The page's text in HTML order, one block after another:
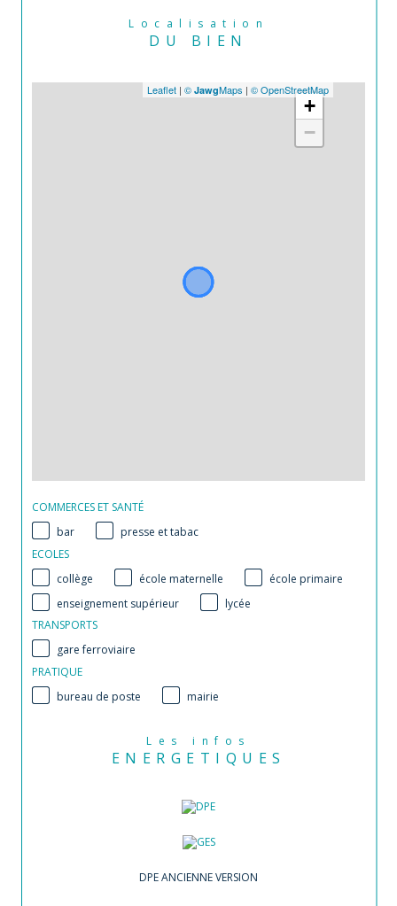
Localisation
DU BIEN
+
−
Leaflet | © JawgMaps | © OpenStreetMap
COMMERCES ET SANTÉ
bar
presse et tabac
ECOLES
collège
école maternelle
école primaire
enseignement supérieur
lycée
TRANSPORTS
gare ferroviaire
PRATIQUE
bureau de poste
mairie
Les infos
ENERGETIQUES
DPE ANCIENNE VERSION